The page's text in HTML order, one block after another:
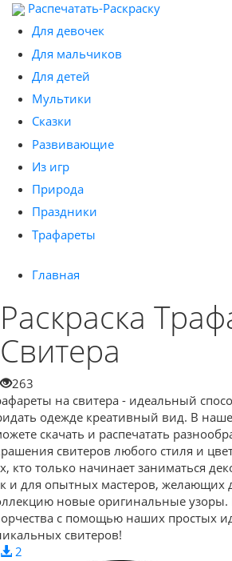
Распечатать-Раскраску
Для девочек
Для мальчиков
Для детей
Мультики
Сказки
Развивающие
Из игр
Природа
Праздники
Трафареты
Главная
Раскраска
Свитера
263
на свитера - идеальный
одежде креативный вид. В
скачать и распечатать
свитеров любого стиля и
кто только начинает заниматься
и для опытных мастеров, желающих
новые оригинальные узоры.
с помощью наших простых
свитеров!
2